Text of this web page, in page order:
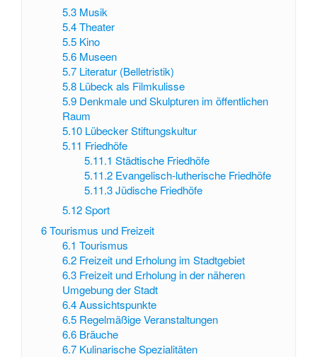
5.3 Musik
5.4 Theater
5.5 Kino
5.6 Museen
5.7 Literatur (Belletristik)
5.8 Lübeck als Filmkulisse
5.9 Denkmale und Skulpturen im öffentlichen
Raum
5.10 Lübecker Stiftungskultur
5.11 Friedhöfe
5.11.1 Städtische Friedhöfe
5.11.2 Evangelisch-lutherische Friedhöfe
5.11.3 Jüdische Friedhöfe
5.12 Sport
6Tourismus und Freizeit
6.1 Tourismus
6.2 Freizeit und Erholung im Stadtgebiet
6.3 Freizeit und Erholung in der näheren
Umgebung der Stadt
6.4 Aussichtspunkte
6.5 Regelmäßige Veranstaltungen
6.6 Bräuche
6.7 Kulinarische Spezialitäten